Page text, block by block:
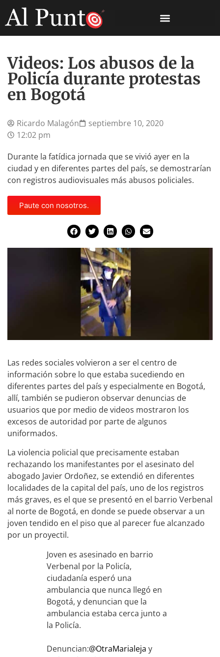
Videos: Los abusos de la
Policía durante protestas
en Bogotá
Ricardo Malagón
septiembre 10, 2020
12:02 pm
Durante la fatídica jornada que se vivió ayer en la
ciudad y en diferentes partes del país, se demostrarían
con registros audiovisuales más abusos policiales.
Paute con nosotros.
Las redes sociales volvieron a ser el centro de
información sobre lo que estaba sucediendo en
diferentes partes del país y especialmente en Bogotá,
allí, también se pudieron observar denuncias de
usuarios que por medio de videos mostraron los
excesos de autoridad por parte de algunos
uniformados.
La violencia policial que precisamente estaban
rechazando los manifestantes por el asesinato del
abogado Javier Ordoñez, se extendió en diferentes
localidades de la capital del país, uno de los registros
más graves, es el que se presentó en el barrio Verbenal
al norte de Bogotá, en donde se puede observar a un
joven tendido en el piso que al parecer fue alcanzado
por un proyectil.
Joven es asesinado en barrio
Verbenal por la Policía,
ciudadanía esperó una
ambulancia que nunca llegó en
Bogotá, y denuncian que la
ambulancia estaba cerca junto a
la Policía.
Denuncian:@OtraMarialeja y